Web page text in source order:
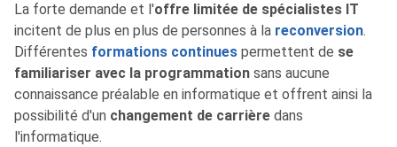
La forte demande et l'offre limitée de spécialistes IT
incitent de plus en plus de personnes à la reconversion.
Différentes formations continues permettent de se
familiariser avec la programmation sans aucune
connaissance préalable en informatique et offrent ainsi la
possibilité d'un changement de carrière dans
l'informatique.